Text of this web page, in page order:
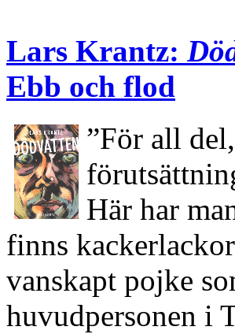
Lars Krantz:
Ebb och flod
”För all
Här har
finns
vanskapt pojke
huvudpersonen